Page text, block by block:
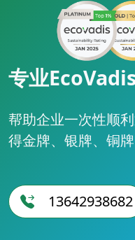
专业
帮助企业一次性顺
得金牌、银牌、铜牌
13642938682